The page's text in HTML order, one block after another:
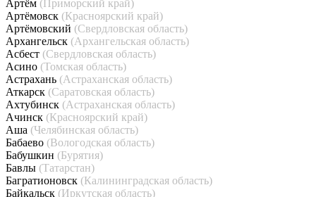
Артём (Приморский край)
Артёмовск (Красноярский край)
Артёмовский (Свердловская область)
Архангельск (Архангельская область)
Асбест (Свердловская область)
Асино (Томская область)
Астрахань (Астраханская область)
Аткарск (Саратовская область)
Ахтубинск (Астраханская область)
Ачинск (Красноярский край)
Аша (Челябинская область)
Бабаево (Вологодская область)
Бабушкин (Бурятия)
Бавлы (Татарстан)
Багратионовск (Калининградская область)
Байкальск (Иркутская область)